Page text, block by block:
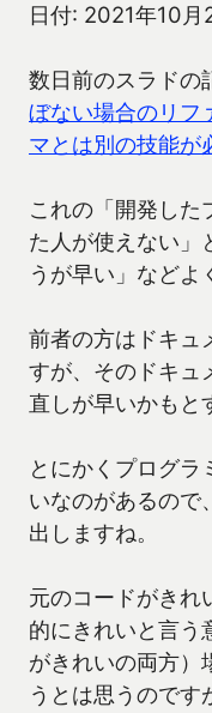
日付: 2021年10月
数日前のスラドの
ぼない場合のリフ
マとは別の技能が
これの「開発した
た人が使えない」
うが早い」などよ
前者の方はドキュ
すが、そのドキュ
直しが早いかもと
とにかくプログラ
いなのがあるので
出しますね。
元のコードがきれ
的にきれいと言う
がきれいの両方）
うとは思うのです